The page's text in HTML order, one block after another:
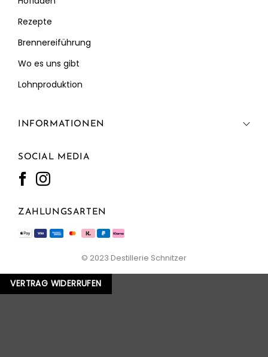
Rezepte
Brennereiführung
Wo es uns gibt
Lohnproduktion
INFORMATIONEN
SOCIAL MEDIA
ZAHLUNGSARTEN
© 2023 Destillerie Schnitzer
VERTRAG WIDERRUFEN